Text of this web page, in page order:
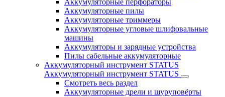
Аккумуляторные перфораторы
Аккумуляторные пилы
Аккумуляторные триммеры
Аккумуляторные угловые шлифовальные
машины
Аккумуляторы и зарядные устройства
Пилы сабельные аккумуляторные
Аккумуляторный инструмент STATUS
Аккумуляторный инструмент STATUS
Смотреть весь раздел
Аккумуляторные дрели и шуруповёрты